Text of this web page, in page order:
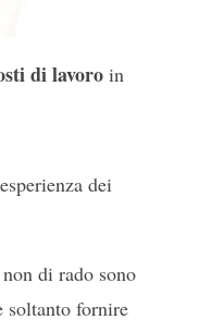
di lavoroin
dei
di rado sono
soltanto fornire